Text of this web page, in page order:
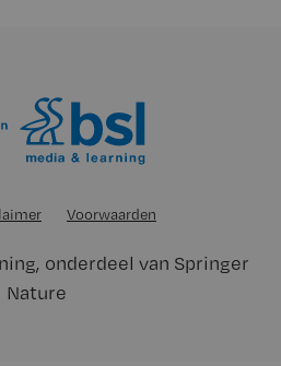
Voorwaarden
, onderdeel van Springer
Nature